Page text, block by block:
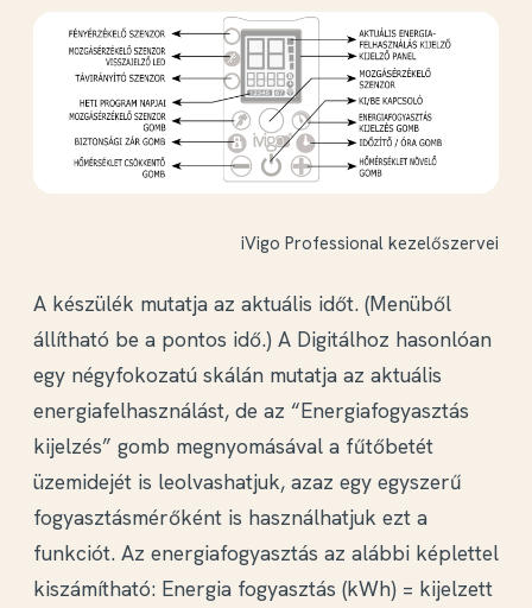
iVigo Professional kezelőszervei
A készülék mutatja az aktuális időt. (Menüből
állítható be a pontos idő.) A Digitálhoz hasonlóan
egy négyfokozatú skálán mutatja az aktuális
energiafelhasználást, de az “Energiafogyasztás
kijelzés” gomb megnyomásával a fűtőbetét
üzemidejét is leolvashatjuk, azaz egy egyszerű
fogyasztásmérőként is használhatjuk ezt a
funkciót. Az energiafogyasztás az alábbi képlettel
kiszámítható: Energia fogyasztás (kWh) = kijelzett